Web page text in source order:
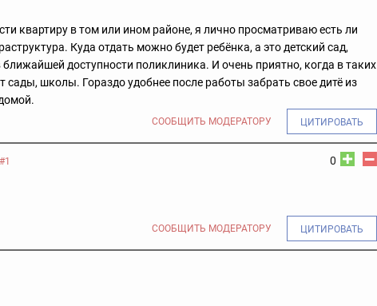
квартиру в том или ином районе, я лично просматриваю есть ли
Куда отдать можно будет ребёнка, а это детский сад,
доступности поликлиника. И очень приятно, когда в таких
сады, школы. Гораздо удобнее после работы забрать свое дитё из
СООБЩИТЬ МОДЕРАТОРУ ЦИТИРОВАТЬ
0
#1
СООБЩИТЬ МОДЕРАТОРУ ЦИТИРОВАТЬ